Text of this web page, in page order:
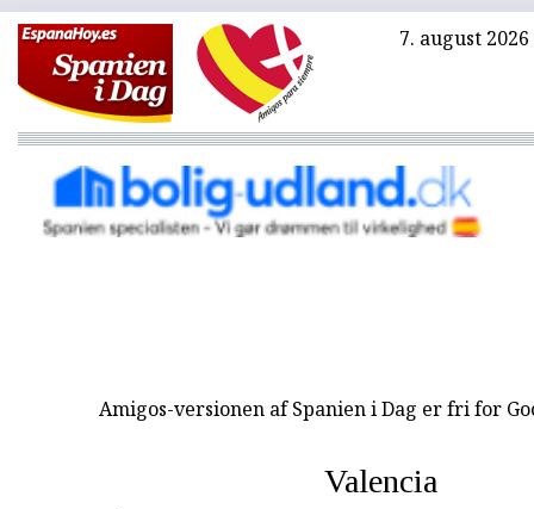
7. august 2026
Amigos-versionen af Spanien i Dag er fri for
Valencia